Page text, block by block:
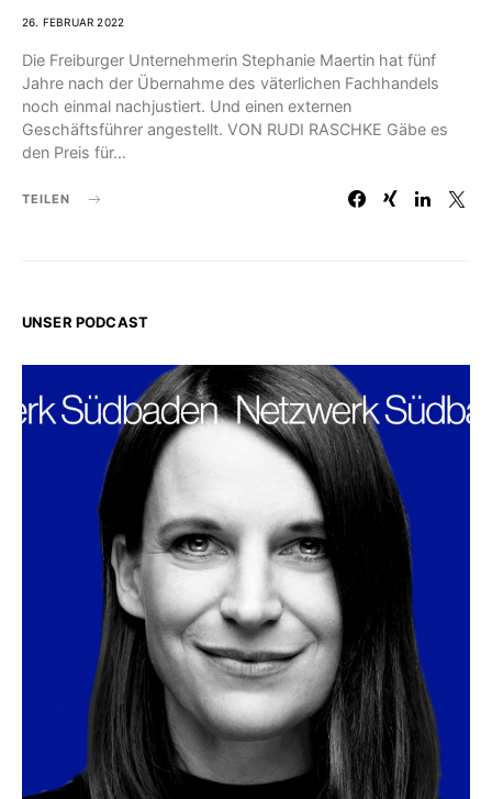
26. FEBRUAR 2022
Die Freiburger Unternehmerin Stephanie Maertin hat fünf
Jahre nach der Übernahme des väterlichen Fachhandels
noch einmal nachjustiert. Und einen externen
Geschäftsführer angestellt. VON RUDI RASCHKE Gäbe es
den Preis für…
TEILEN
UNSER PODCAST